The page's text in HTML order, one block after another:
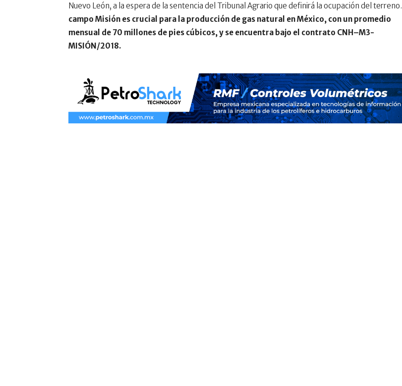
Nuevo León, a la espera de la sentencia del Tribunal Agrario que definirá la ocupación del terreno.
campo Misión es crucial para la producción de gas natural en México, con un promedio
mensual de 70 millones de pies cúbicos, y se encuentra bajo el contrato CNH–M3-
MISIÓN/2018.